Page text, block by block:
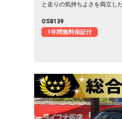
と走りの気持ちよさを両立し
楽しめます。8インチSDナビ
心。仕事帰りにふらっと寄り
イブへ✨走りにこだわる方に
OS8139
1年間無料保証付